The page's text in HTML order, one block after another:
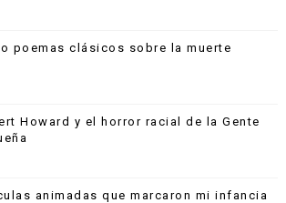
poemas clásicos sobre la muerte
Howard y el horror racial de la Gente
animadas que marcaron mi infancia